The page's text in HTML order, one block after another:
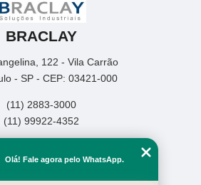
BRACLAY
122 - Vila Carrão
- SP - CEP: 03421-000
(11) 2883-3000
(11) 99922-4352
Empresa
Missão
Olá! Fale agora pelo WhatsApp.